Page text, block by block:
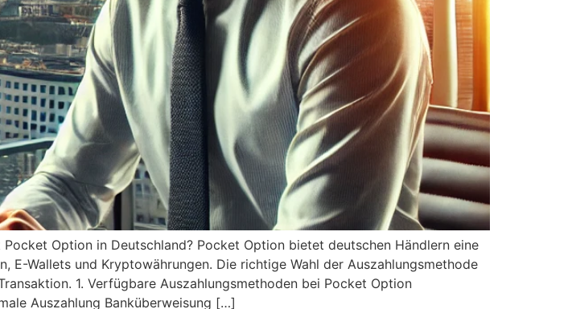
Option in Deutschland? Pocket Option bietet deutschen Händlern eine
E-Wallets und Kryptowährungen. Die richtige Wahl der Auszahlungsmethode
1. Verfügbare Auszahlungsmethoden bei Pocket Option
Auszahlung Banküberweisung […]